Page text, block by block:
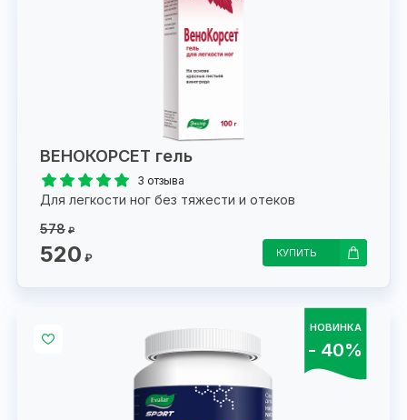
ВЕНОКОРСЕТ гель
3 отзыва
Для легкости ног без тяжести и отеков
578 ₽
520 ₽ КУПИТЬ
НОВИНКА
- 40%